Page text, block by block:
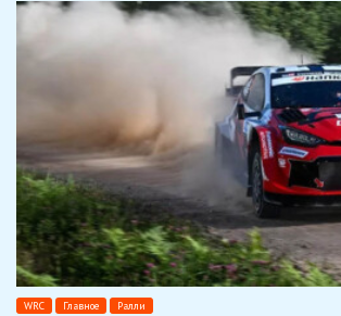
«Corolla»
WRC Главное Ралли